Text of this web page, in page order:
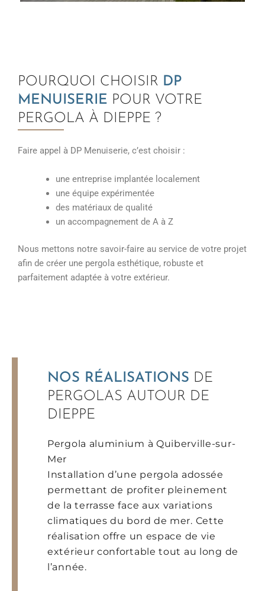
POURQUOI CHOISIR DP
MENUISERIE POUR VOTRE
PERGOLA À DIEPPE ?
Faire appel à DP Menuiserie, c’est choisir :
une entreprise implantée localement
une équipe expérimentée
des matériaux de qualité
un accompagnement de A à Z
Nous mettons notre savoir-faire au service de votre projet
afin de créer une pergola esthétique, robuste et
parfaitement adaptée à votre extérieur.
NOS RÉALISATIONS DE
PERGOLAS AUTOUR DE
DIEPPE
Pergola aluminium à Quiberville-sur-
Mer
Installation d’une pergola adossée
permettant de profiter pleinement
de la terrasse face aux variations
climatiques du bord de mer. Cette
réalisation offre un espace de vie
extérieur confortable tout au long de
l’année.